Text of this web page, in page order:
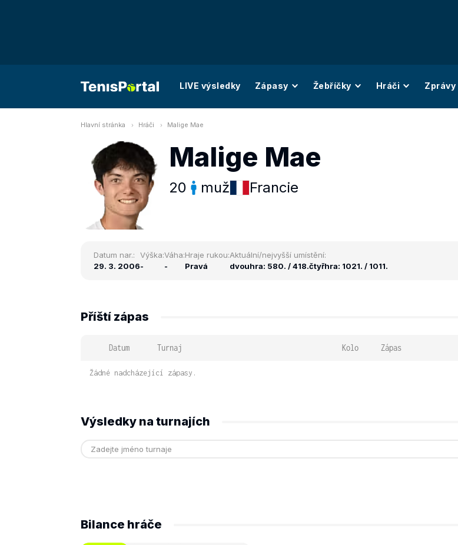
LIVE výsledky Zápasy Žebříčky Hráči Zprávy
Hlavní stránka Hráči Malige Mae
Malige Mae
20 muž Francie
Datum nar.:
29. 3. 2006
Výška:
-
Váha:
-
Hraje rukou:
Pravá
Aktuální/nejvyšší umístění:
dvouhra: 580. / 418.čtyřhra: 1021. / 1011.
Příští zápas
Datum Turnaj Kolo Zápas
Žádné nadcházející zápasy.
Výsledky na turnajích
Bilance hráče